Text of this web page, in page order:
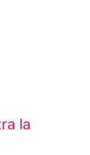
la